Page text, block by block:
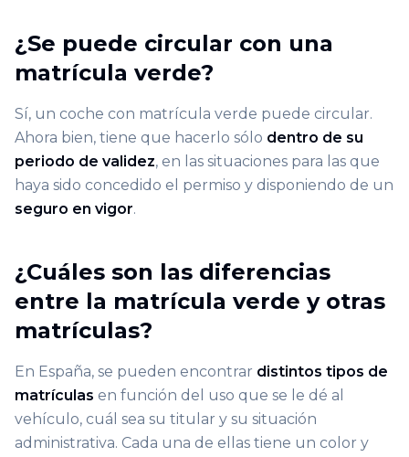
¿Se puede circular con una
matrícula verde?
Sí, un coche con matrícula verde puede circular.
Ahora bien, tiene que hacerlo sólo dentro de su
periodo de validez, en las situaciones para las que
haya sido concedido el permiso y disponiendo de un
seguro en vigor.
¿Cuáles son las diferencias
entre la matrícula verde y otras
matrículas?
En España, se pueden encontrar distintos tipos de
matrículas en función del uso que se le dé al
vehículo, cuál sea su titular y su situación
administrativa. Cada una de ellas tiene un color y